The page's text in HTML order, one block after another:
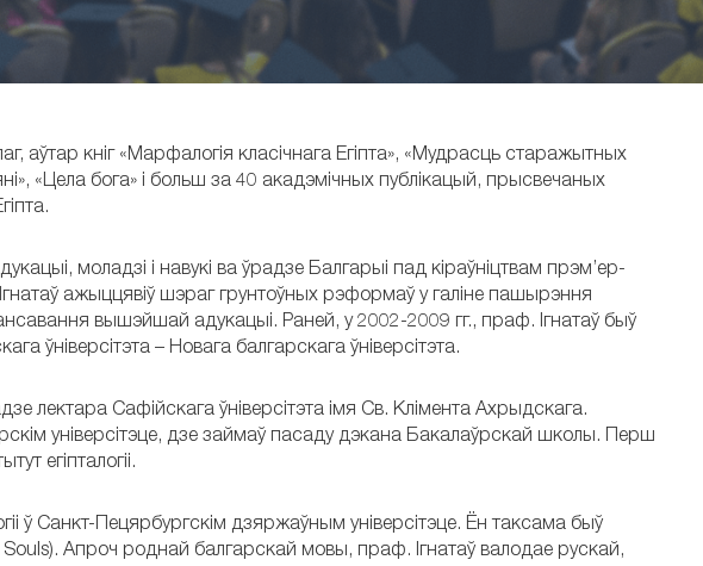
аўтар кніг «Марфалогія класічнага Егіпта», «Мудрасць старажытных
«Цела бога» і больш за 40 акадэмічных публікацый, прысвечаных
моладзі і навукі ва ўрадзе Балгарыі пад кіраўніцтвам прэм’ер-
ажыццявіў шэраг грунтоўных рэформаў у галіне пашырэння
вышэйшай адукацыі. Раней, у 2002-2009 гг., праф. Ігнатаў быў
ўніверсітэта – Новага балгарскага ўніверсітэта.
лектара Сафійскага ўніверсітэта імя Св. Клімента Ахрыдскага.
універсітэце, дзе займаў пасаду дэкана Бакалаўрскай школы. Перш
егіпталогіі.
ў Санкт-Пецярбургскім дзяржаўным універсітэце. Ён таксама быў
Апроч роднай балгарскай мовы, праф. Ігнатаў валодае рускай,